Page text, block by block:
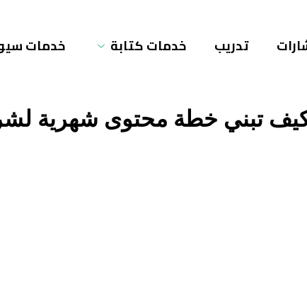
تدريب خدمات كتابة خدمات
تبني خطة محتوى شهرية